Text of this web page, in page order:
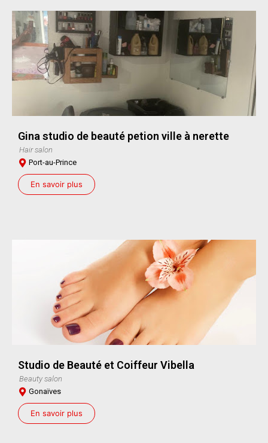
Gina studio de beauté petion ville à nerette
Hair salon
Port-au-Prince
En savoir plus
Studio de Beauté et Coiffeur Vibella
Beauty salon
Gonaïves
En savoir plus